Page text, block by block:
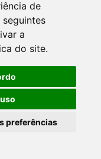
de
a
do site.
preferências